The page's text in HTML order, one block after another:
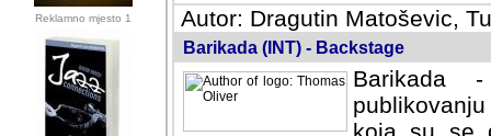
Reklamno mjesto 1
Autor: Dragutin Matoševic,
Barikada (INT) - Backstage
Barikada